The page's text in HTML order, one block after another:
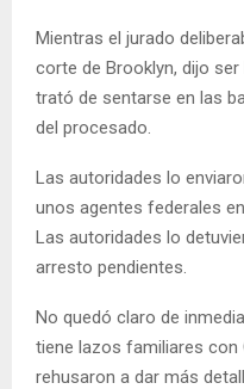
Mientras el jurado
corte de Brooklyn, dijo
trató de sentarse en las
del procesado.
Las autoridades lo
unos agentes federales
Las autoridades lo
arresto pendientes.
No quedó claro de
tiene lazos familiares con
rehusaron a dar más